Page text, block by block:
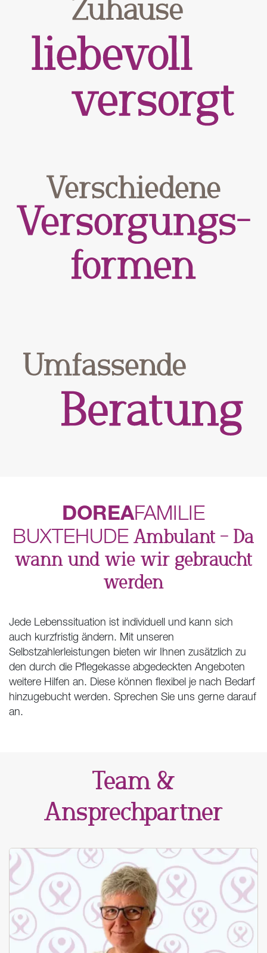
DOREAFAMILIE
BUXTEHUDE Ambulant – Da
wann und wie wir gebraucht
werden
Jede Lebenssituation ist individuell und kann sich
auch kurzfristig ändern. Mit unseren
Selbstzahlerleistungen bieten wir Ihnen zusätzlich zu
den durch die Pflegekasse abgedeckten Angeboten
weitere Hilfen an. Diese können flexibel je nach Bedarf
hinzugebucht werden. Sprechen Sie uns gerne darauf
an.
Team &
Ansprechpartner